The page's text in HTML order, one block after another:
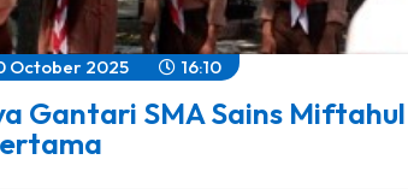
October 2025 16:10
Gantari SMA Sains